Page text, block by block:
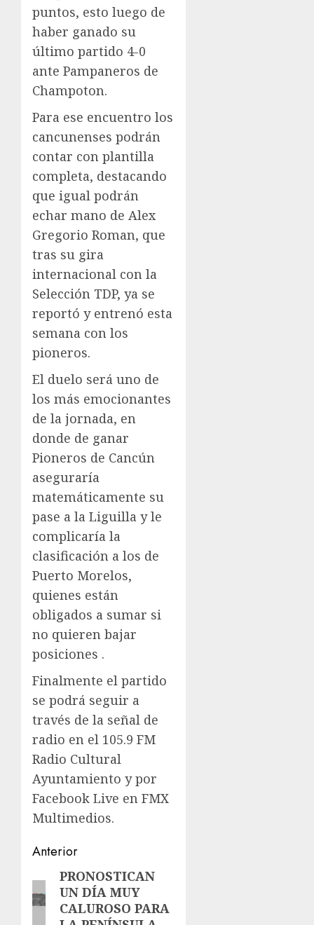
puntos, esto luego de
haber ganado su
último partido 4-0
ante Pampaneros de
Champoton.
Para ese encuentro los
cancunenses podrán
contar con plantilla
completa, destacando
que igual podrán
echar mano de Alex
Gregorio Roman, que
tras su gira
internacional con la
Selección TDP, ya se
reportó y entrenó esta
semana con los
pioneros.
El duelo será uno de
los más emocionantes
de la jornada, en
donde de ganar
Pioneros de Cancún
aseguraría
matemáticamente su
pase a la Liguilla y le
complicaría la
clasificación a los de
Puerto Morelos,
quienes están
obligados a sumar si
no quieren bajar
posiciones .
Finalmente el partido
se podrá seguir a
través de la señal de
radio en el 105.9 FM
Radio Cultural
Ayuntamiento y por
Facebook Live en FMX
Multimedios.
Navegación
de
entradas
Anterior
Entrada
anterior:
PRONOSTICAN
UN DÍA MUY
CALUROSO PARA